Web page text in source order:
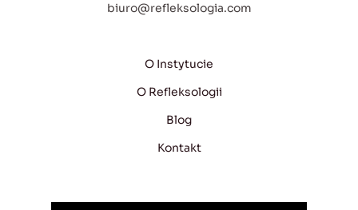
biuro@refleksologia.com
O Instytucie
O Refleksologii
Blog
Kontakt